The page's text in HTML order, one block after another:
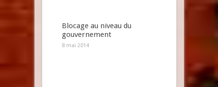
Blocage au niveau du
gouvernement
8 mai 2014